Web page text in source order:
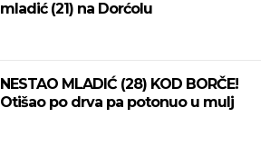
mladić (21) na Dorćolu
NESTAO MLADIĆ (28) KOD BORČE!
Otišao po drva pa potonuo u mulj